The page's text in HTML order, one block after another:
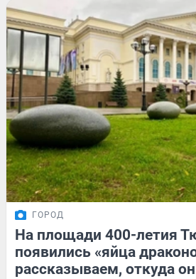
ГОРОД
На площади 400-летия
появились «яйца
рассказываем, откуда